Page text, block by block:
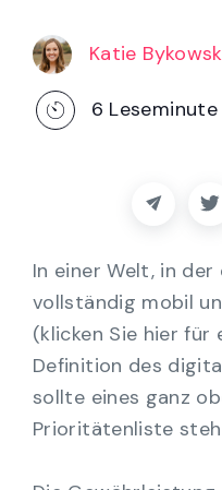
Katie
6 Leseminute
In einer Welt, in
vollständig mobil
(klicken Sie hier für
Definition des
sollte eines ganz
Prioritätenliste